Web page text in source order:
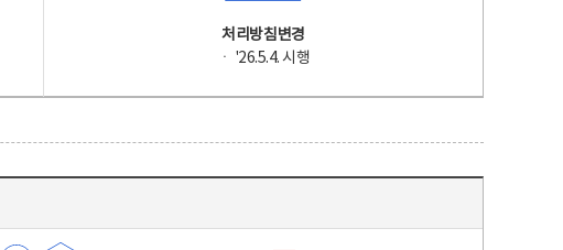
처리방침변경
ㆍ '26.5.4. 시행